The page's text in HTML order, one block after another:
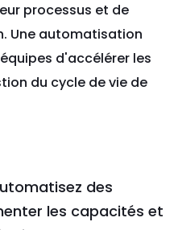
processus et de
Une automatisation
d'accélérer les
du cycle de vie de
des
les capacités et